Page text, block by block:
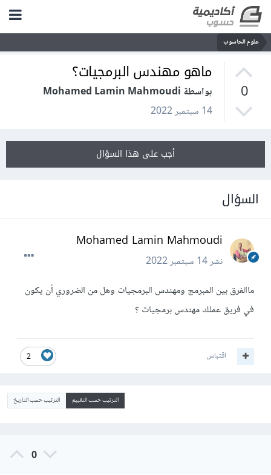
علوم الحاسوب
0
ماهو مهندس البرمجيات؟
بواسطة Mohamed Lamin Mahmoudi
14 سبتمبر 2022
أجب على هذا السؤال
السؤال
Mohamed Lamin Mahmoudi
نشر14 سبتمبر 2022
ماالفرق بين المبرمج ومهندس البرمجيات وهل من الضروري أن يكون
في فريق عملك مهندس برمجيات ؟
2 اقتباس
الترتيب حسب التقييم الترتيب حسب التاريخ
0